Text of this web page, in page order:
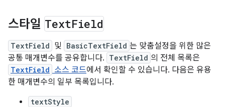
스타일 TextField
TextField 및 BasicTextField 는 맞춤설정을 위한 많은
공통 매개변수를 공유합니다. TextField 의 전체 목록은
TextField 소스 코드에서 확인할 수 있습니다. 다음은 유용
한 매개변수의 일부 목록입니다.
textStyle